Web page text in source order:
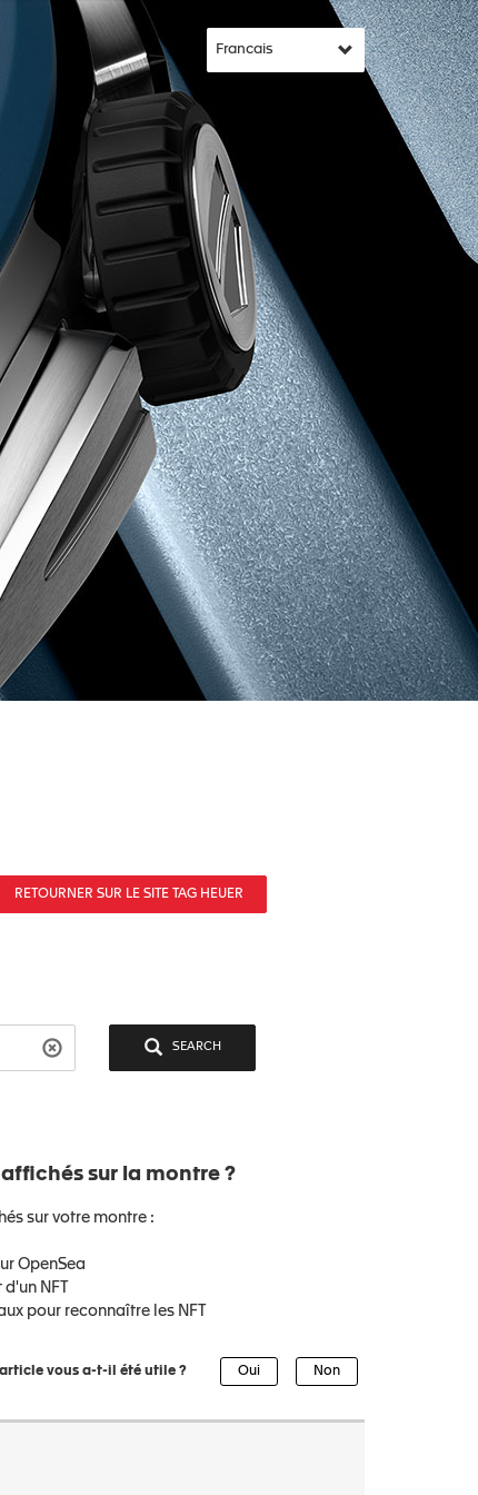
RETOURNER SUR LE SITE TAG HEUER
SEARCH
sur la montre ?
sur votre montre :
OpenSea
NFT
pour reconnaître les NFT
vous a-t-il été utile ?